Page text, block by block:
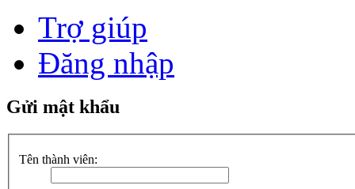
Trợ giúp
Đăng nhập
Gửi mật khẩu
Tên thành viên: